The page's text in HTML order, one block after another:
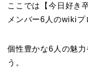
ここでは【今日好き
メンバー6人のwikiプ
個性豊かな6人の魅
う。